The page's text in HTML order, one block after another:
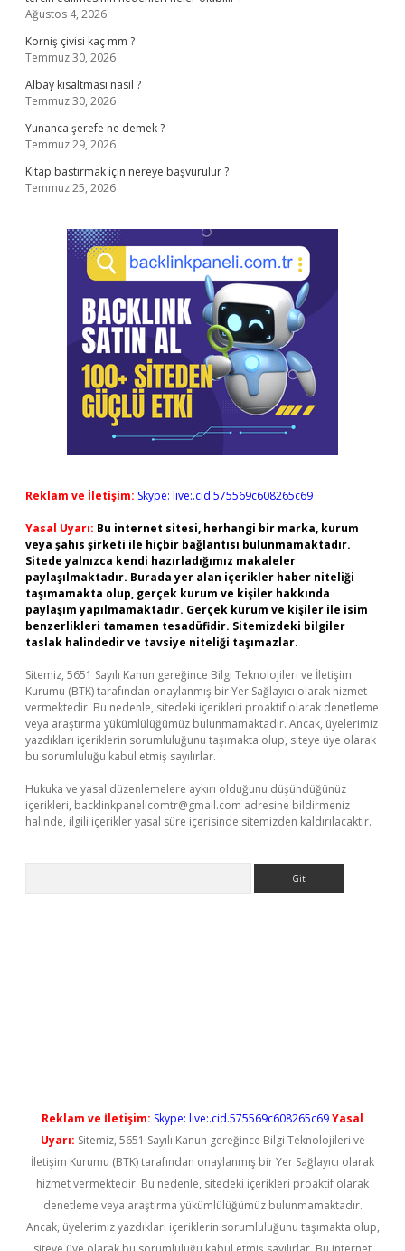
Ağustos 4, 2026
Korniş çivisi kaç mm ?
Temmuz 30, 2026
Albay kısaltması nasıl ?
Temmuz 30, 2026
Yunanca şerefe ne demek ?
Temmuz 29, 2026
Kitap bastırmak için nereye başvurulur ?
Temmuz 25, 2026
Reklam ve İletişim: Skype: live:.cid.575569c608265c69
Yasal Uyarı: Bu internet sitesi, herhangi bir marka, kurum
veya şahıs şirketi ile hiçbir bağlantısı bulunmamaktadır.
Sitede yalnızca kendi hazırladığımız makaleler
paylaşılmaktadır. Burada yer alan içerikler haber niteliği
taşımamakta olup, gerçek kurum ve kişiler hakkında
paylaşım yapılmamaktadır. Gerçek kurum ve kişiler ile isim
benzerlikleri tamamen tesadüfidir. Sitemizdeki bilgiler
taslak halindedir ve tavsiye niteliği taşımazlar.
Sitemiz, 5651 Sayılı Kanun gereğince Bilgi Teknolojileri ve İletişim
Kurumu (BTK) tarafından onaylanmış bir Yer Sağlayıcı olarak hizmet
vermektedir. Bu nedenle, sitedeki içerikleri proaktif olarak denetleme
veya araştırma yükümlülüğümüz bulunmamaktadır. Ancak, üyelerimiz
yazdıkları içeriklerin sorumluluğunu taşımakta olup, siteye üye olarak
bu sorumluluğu kabul etmiş sayılırlar.
Hukuka ve yasal düzenlemelere aykırı olduğunu düşündüğünüz
içerikleri, backlinkpanelicomtr@gmail.com adresine bildirmeniz
halinde, ilgili içerikler yasal süre içerisinde sitemizden kaldırılacaktır.
Reklam ve İletişim: Skype: live:.cid.575569c608265c69Yasal
Uyarı: Sitemiz, 5651 Sayılı Kanun gereğince Bilgi Teknolojileri ve
İletişim Kurumu (BTK) tarafından onaylanmış bir Yer Sağlayıcı olarak
hizmet vermektedir. Bu nedenle, sitedeki içerikleri proaktif olarak
denetleme veya araştırma yükümlülüğümüz bulunmamaktadır.
Ancak, üyelerimiz yazdıkları içeriklerin sorumluluğunu taşımakta olup,